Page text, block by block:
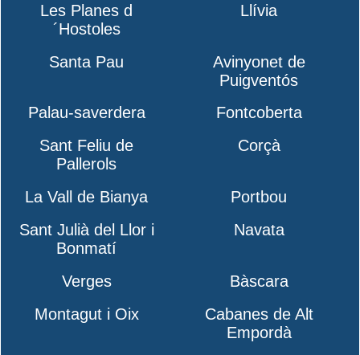
Les Planes d
´Hostoles
Llívia
Santa Pau
Avinyonet de
Puigventós
Palau-saverdera
Fontcoberta
Sant Feliu de
Pallerols
Corçà
La Vall de Bianya
Portbou
Sant Julià del Llor i
Bonmatí
Navata
Verges
Bàscara
Montagut i Oix
Cabanes de Alt
Empordà